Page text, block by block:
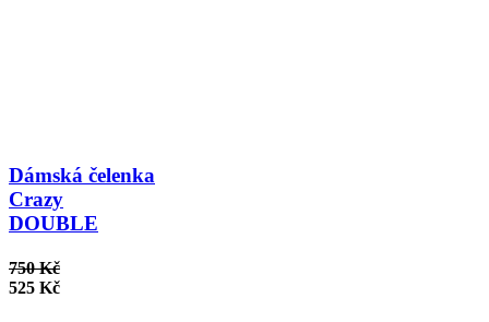
Dámská čelenka
Crazy
DOUBLE
750 Kč
525 Kč